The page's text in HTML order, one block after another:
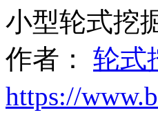
小型轮式挖
作者： 轮式
https://